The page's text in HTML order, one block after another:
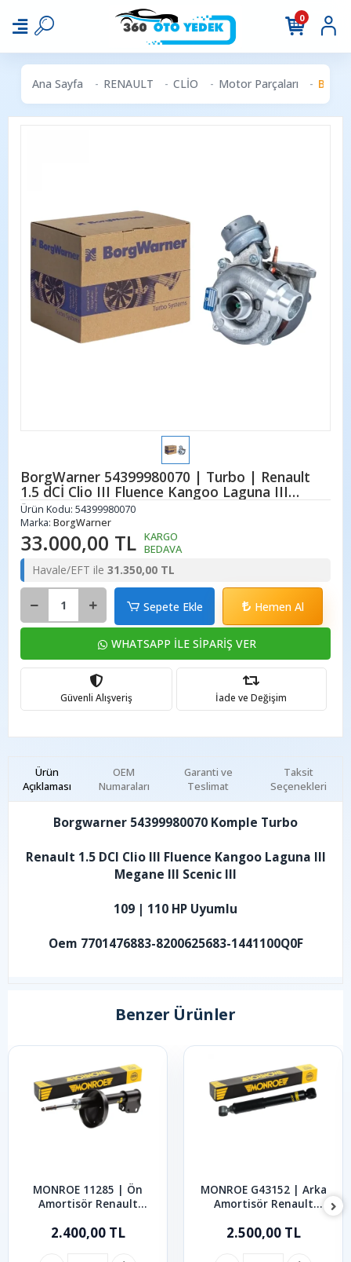
0
Ana Sayfa RENAULT CLİO Motor Parçaları
BorgWarner 54399980070 | Turbo | Renault
1.5 dCİ Clio III Fluence Kangoo Laguna III
Megane III Scenic III 109 - 110 HP
Ürün Kodu: 54399980070
Marka: BorgWarner
33.000,00 TL KARGO
BEDAVA
Havale/EFT ile 31.350,00 TL
Sepete Ekle Hemen Al
WHATSAPP İLE SİPARİŞ VER
Güvenli Alışveriş İade ve Değişim
Ürün
Açıklaması
Garanti ve
Teslimat
Taksit
Seçenekleri
OEM
Numaraları
Borgwarner 54399980070 Komple Turbo
Renault 1.5 DCI Clio III Fluence Kangoo Laguna III
Megane III Scenic III
109 | 110 HP Uyumlu
Oem 7701476883-8200625683-1441100Q0F
Benzer Ürünler
MONROE 11285 | Ön
Amortisör Renault
2.400,00 TL
MONROE G43152 | Arka
Amortisör Renault
2.500,00 TL